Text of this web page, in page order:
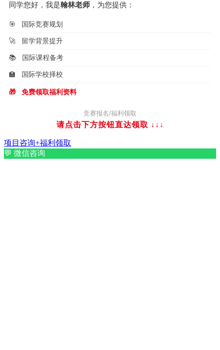
同学您好，我是翰林老师 ，为您提供：
🎯 国际竞赛规划
🚀 留学背景提升
📚 国际课程备考
🏫 国际学校择校
🎁 免费领取福利资料
竞赛报名/福利领取
请点击下方按钮直达领取 ↓↓↓
项目咨询+福利领取
💬 微信咨询